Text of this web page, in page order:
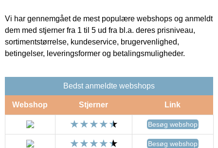
Vi har gennemgået de mest populære webshops og anmeldt
dem med stjerner fra 1 til 5 ud fra bl.a. deres prisniveau,
sortimentstørrelse, kundeservice, brugervenlighed,
betingelser, leveringsformer og betalingsmuligheder.
Bedst anmeldte webshops
Webshop Stjerner Link
Besøg webshop
Besøg webshop